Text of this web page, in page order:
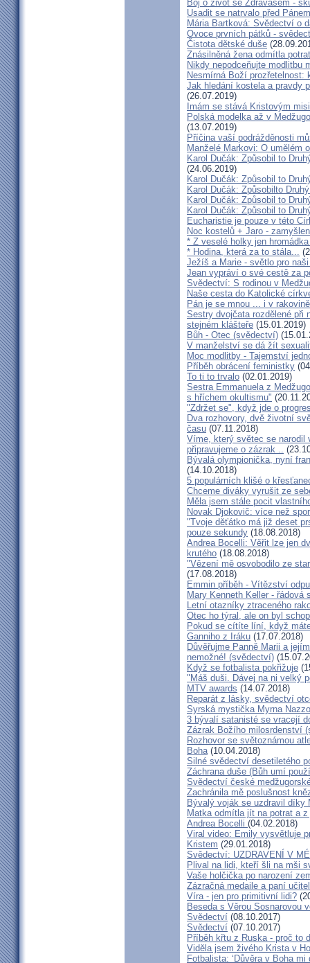
Boj o život se Zdrávasem -
Usadit se natrvalo před Pánem
Mária Bartková: Svědectví o
Ovoce prvních pátků -
Čistota dětské duše
Znásilněná žena odmítla
Nikdy nepodceňujte modlitbu
Nesmírná Boží
Jak hledání kostela a pravdy
(26.07.2019)
Imám se stává Kristovým
Polská modelka až v
(13.07.2019)
Příčina vaší podrážděnosti
Manželé Markovi: O umělém
Karol Dučák: Způsobil to
(24.06.2019)
Karol Dučák: Způsobil to
Karol Dučák: Způsobilto
Karol Dučák: Způsobil to
Karol Dučák: Způsobil to
Eucharistie je pouze v této
Noc kostelů + Jaro -
* Z veselé holky jen
* Hodina, která za to stála...
Ježíš a Marie - světlo pro
Jean vypráví o své cestě za
Svědectví: S rodinou v
Naše cesta do Katolické
Pán je se mnou ... i v
Sestry dvojčata rozdělené při
stejném klášteře (15.01.2019)
Bůh - Otec (svědectví)
V manželství se dá žít
Moc modlitby - Tajemství
Příběh obrácení feministky
To ti to trvalo (02.01.2019)
Sestra Emmanuela z
s hříchem okultismu"
"Zdržet se", když jde o
Dva rozhovory, dvě životní
času (07.11.2018)
Víme, který světec se narodil
připravujeme o zázrak ..
Bývalá olympionička, nyní
(14.10.2018)
5 populárních klišé o
Chceme diváky vyrušit ze
Měla jsem stále pocit
Novak Djokovič: více než
"Tvoje děťátko má již deset
pouze sekundy (18.08.2018)
Andrea Bocelli: Věřit lze jen
krutého (18.08.2018)
"Vězení mě osvobodilo ze
(17.08.2018)
Emmin příběh - Vítězství
Mary Kenneth Keller - řádová
Letní otazníky ztraceného
Otec ho týral, ale on byl
Pokud se cítíte líní, když
Ganniho z Iráku (17.07.2018)
Důvěřujme Panně Marii a
nemožné! (svědectví)
Když se fotbalista pokřižuje
"Máš duši. Dávej na ni velký
MTV awards (14.07.2018)
Reparát z lásky, svědectví
Syrská mystička Myrna
3 bývalí satanisté se vracejí
Zázrak Božího milosrdenství
Rozhovor se světoznámou
Boha(10.04.2018)
Silné svědectví desetiletého
Záchrana duše (Bůh umí
Svědectví české
Zachránila mě poslušnost
Bývalý voják se uzdravil díky
Matka odmítla jít na potrat a
Andrea Bocelli (04.02.2018)
Viral video: Emily vysvětluje
Kristem (29.01.2018)
Svědectví: UZDRAVENÍ V
Plival na lidi, kteří šli na mši
Vaše holčička po narození
Zázračná medaile a paní
Víra - jen pro primitivní lidi?
Beseda s Věrou Sosnarovou
Svědectví (08.10.2017)
Svědectví (07.10.2017)
Příběh křtu z Ruska - proč to
Viděla jsem živého Krista v
Fotbalista: ‘Důvěra v Boha mi